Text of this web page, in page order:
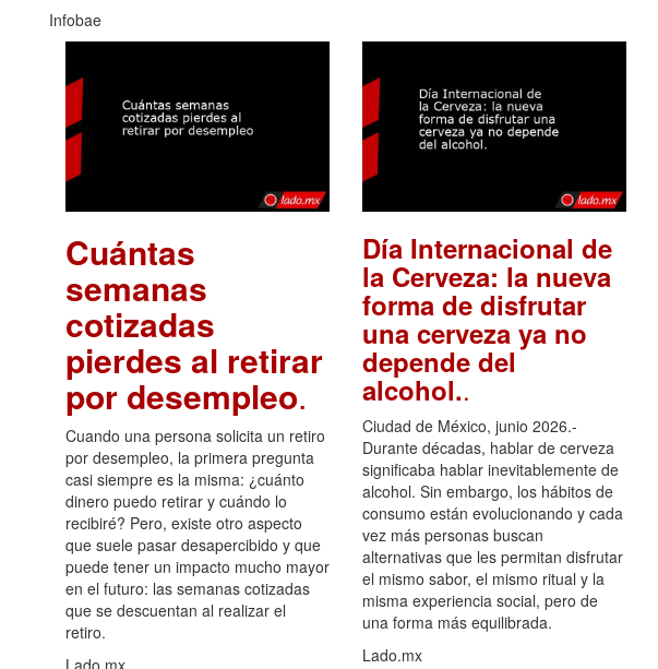
Infobae
Cuántas
semanas
cotizadas
pierdes al retirar
por desempleo.
Cuando una persona solicita un retiro
por desempleo, la primera pregunta
casi siempre es la misma: ¿cuánto
dinero puedo retirar y cuándo lo
recibiré? Pero, existe otro aspecto
que suele pasar desapercibido y que
puede tener un impacto mucho mayor
en el futuro: las semanas cotizadas
que se descuentan al realizar el
retiro.
Lado.mx
Día Internacional de
la Cerveza: la nueva
forma de disfrutar
una cerveza ya no
depende del
alcohol..
Ciudad de México, junio 2026.-
Durante décadas, hablar de cerveza
significaba hablar inevitablemente de
alcohol. Sin embargo, los hábitos de
consumo están evolucionando y cada
vez más personas buscan
alternativas que les permitan disfrutar
el mismo sabor, el mismo ritual y la
misma experiencia social, pero de
una forma más equilibrada.
Lado.mx